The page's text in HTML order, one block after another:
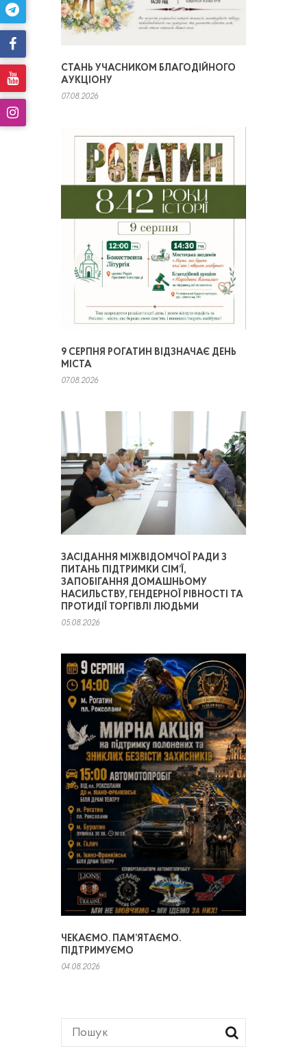
СТАНЬ УЧАСНИКОМ БЛАГОДІЙНОГО
АУКЦІОНУ
07.08.2026
9 СЕРПНЯ РОГАТИН ВІДЗНАЧАЄ ДЕНЬ
МІСТА
07.08.2026
ЗАСІДАННЯ МІЖВІДОМЧОЇ РАДИ З
ПИТАНЬ ПІДТРИМКИ СІМ’Ї,
ЗАПОБІГАННЯ ДОМАШНЬОМУ
НАСИЛЬСТВУ, ГЕНДЕРНОЇ РІВНОСТІ ТА
ПРОТИДІЇ ТОРГІВЛІ ЛЮДЬМИ
05.08.2026
ЧЕКАЄМО. ПАМ’ЯТАЄМО.
ПІДТРИМУЄМО
04.08.2026